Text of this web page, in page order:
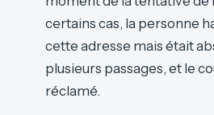
certains cas, la personne
cette adresse mais était
plusieurs passages, et le
réclamé.